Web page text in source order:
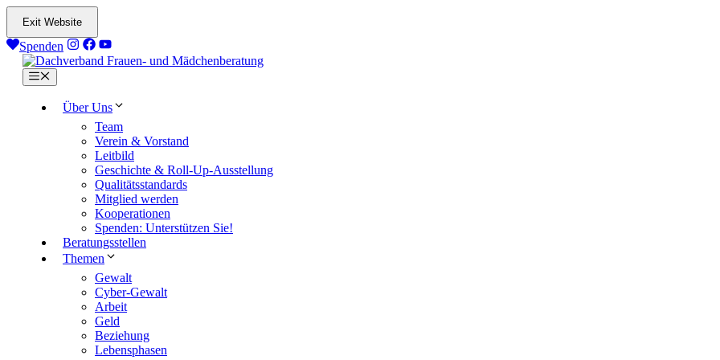
Exit Website
Zum
springen
Spenden
Menü
Über Uns
Team
Verein & Vorstand
Leitbild
Geschichte & Roll-Up-Ausstellung
Qualitätsstandards
Mitglied werden
Kooperationen
Spenden: Unterstützen Sie!
Beratungsstellen
Themen
Gewalt
Cyber-Gewalt
Arbeit
Geld
Beziehung
Lebensphasen